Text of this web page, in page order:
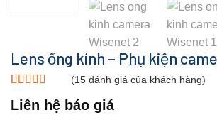
Lens ống kính – Phụ kiện
dựa trên
(15đánh giá của khách hàng)
Liên hệ báo giá